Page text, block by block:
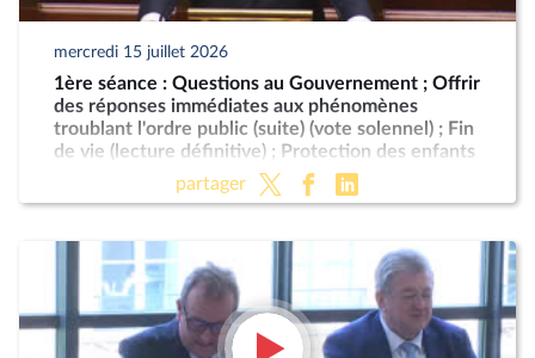
mercredi 15 juillet 2026
1ère séance : Questions au Gouvernement ; Offrir
des réponses immédiates aux phénomènes
troublant l'ordre public (suite) (vote solennel) ; Fin
de vie (lecture définitive) ; Protection des enfants
partager